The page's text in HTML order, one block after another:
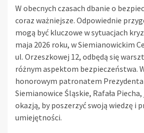
W obecnych czasach dbanie o
coraz ważniejsze. Odpowiednie
mogą być kluczowe w sytuacjach
maja 2026 roku, w Siemianowickim
ul. Orzeszkowej 12, odbędą się
różnym aspektom bezpieczeństwa.
honorowym patronatem
Siemianowice Śląskie, Rafała
okazją, by poszerzyć swoją wiedzę i
umiejętności.